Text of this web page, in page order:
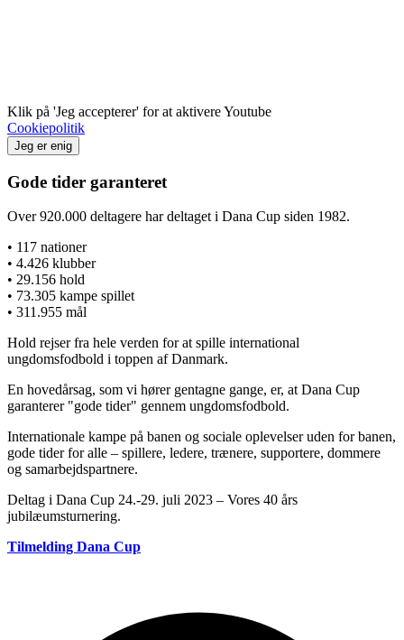
Klik på 'Jeg accepterer' for at aktivere Youtube
Cookiepolitik
Jeg er enig
Gode tider garanteret
Over 920.000 deltagere har deltaget i Dana Cup siden 1982.
• 117 nationer
• 4.426 klubber
• 29.156 hold
• 73.305 kampe spillet
• 311.955 mål
Hold rejser fra hele verden for at spille international
ungdomsfodbold i toppen af Danmark.
En hovedårsag, som vi hører gentagne gange, er, at Dana Cup
garanterer "gode tider" gennem ungdomsfodbold.
Internationale kampe på banen og sociale oplevelser uden for banen,
gode tider for alle – spillere, ledere, trænere, supportere, dommere
og samarbejdspartnere.
Deltag i Dana Cup 24.-29. juli 2023 – Vores 40 års
jubilæumsturnering.
Tilmelding Dana Cup